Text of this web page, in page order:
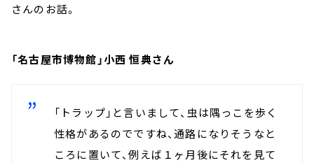
さんのお話。
「名古屋市博物館」小西 恒典さん
「トラップ」と言いまして、虫は隅っこを歩く
性格があるのでですね、通路になりそうなと
ころに置いて、例えば１ヶ月後にそれを見て